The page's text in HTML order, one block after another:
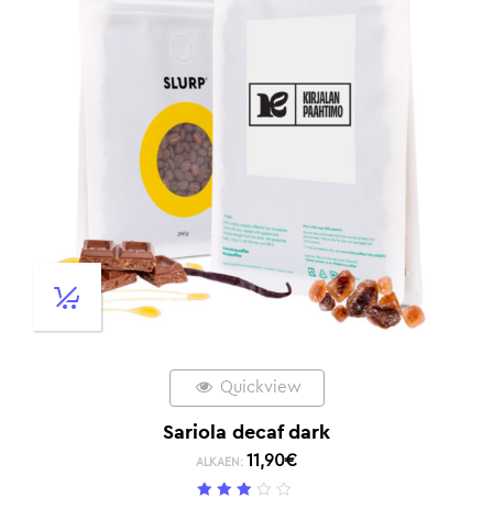
Quickview
Sariola decaf dark
ALKAEN: 11,90€